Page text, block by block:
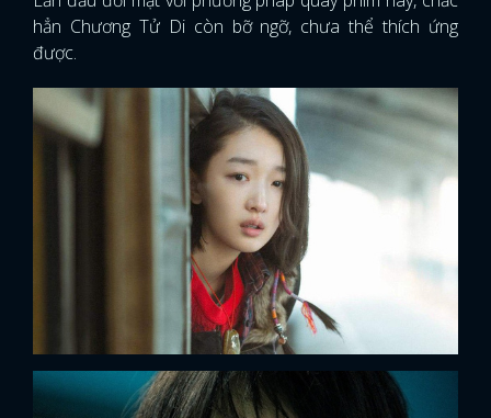
ĐĂNG NHẬP
hẳn Chương Tử Di còn bỡ ngỡ, chưa thể thích ứng
được.